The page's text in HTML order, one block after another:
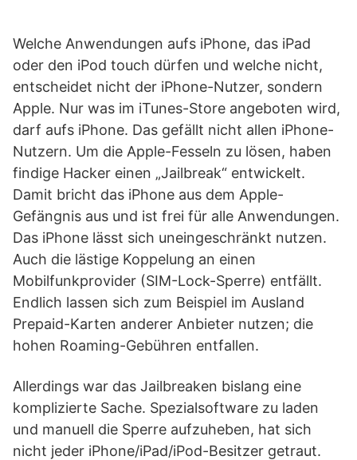
Welche Anwendungen aufs iPhone, das iPad
oder den iPod touch dürfen und welche nicht,
entscheidet nicht der iPhone-Nutzer, sondern
Apple. Nur was im iTunes-Store angeboten wird,
darf aufs iPhone. Das gefällt nicht allen iPhone-
Nutzern. Um die Apple-Fesseln zu lösen, haben
findige Hacker einen „Jailbreak“ entwickelt.
Damit bricht das iPhone aus dem Apple-
Gefängnis aus und ist frei für alle Anwendungen.
Das iPhone lässt sich uneingeschränkt nutzen.
Auch die lästige Koppelung an einen
Mobilfunkprovider (SIM-Lock-Sperre) entfällt.
Endlich lassen sich zum Beispiel im Ausland
Prepaid-Karten anderer Anbieter nutzen; die
hohen Roaming-Gebühren entfallen.
Allerdings war das Jailbreaken bislang eine
komplizierte Sache. Spezialsoftware zu laden
und manuell die Sperre aufzuheben, hat sich
nicht jeder iPhone/iPad/iPod-Besitzer getraut.